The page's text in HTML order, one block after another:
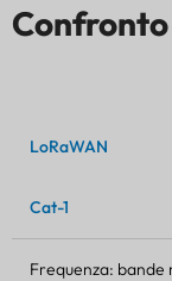
LoRaWAN
Cat-1
Frequenza: bande